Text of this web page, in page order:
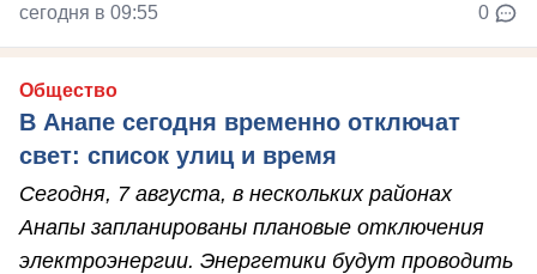
сегодня в 09:55 0
Общество
В Анапе сегодня временно отключат
свет: список улиц и время
Сегодня, 7 августа, в нескольких районах
Анапы запланированы плановые отключения
электроэнергии. Энергетики будут проводить